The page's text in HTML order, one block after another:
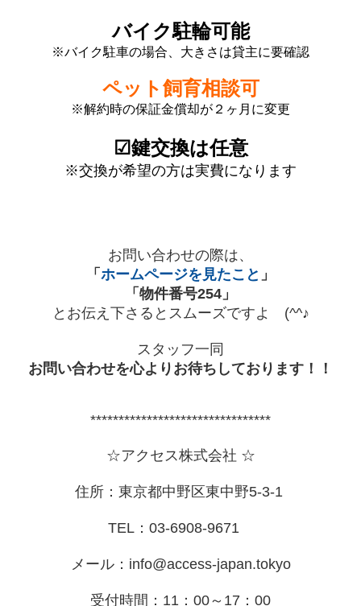
バイク駐輪可能
※バイク駐車の場合、大きさは貸主に要確認
ペット飼育相談可
※解約時の保証金償却が２ヶ月に変更
☑鍵交換は任意
※交換が希望の方は実費になります
お問い合わせの際は、
「 ホームページを見たこと 」
「物件番号254」
とお伝え下さるとスムーズですよ (^^♪
スタッフ一同
お問い合わせを心よりお待ちしております！！
********************************
☆アクセス株式会社 ☆
住所：東京都中野区東中野5-3-1
TEL：03-6908-9671
メール：info@access-japan.tokyo
受付時間：11：00～17：00